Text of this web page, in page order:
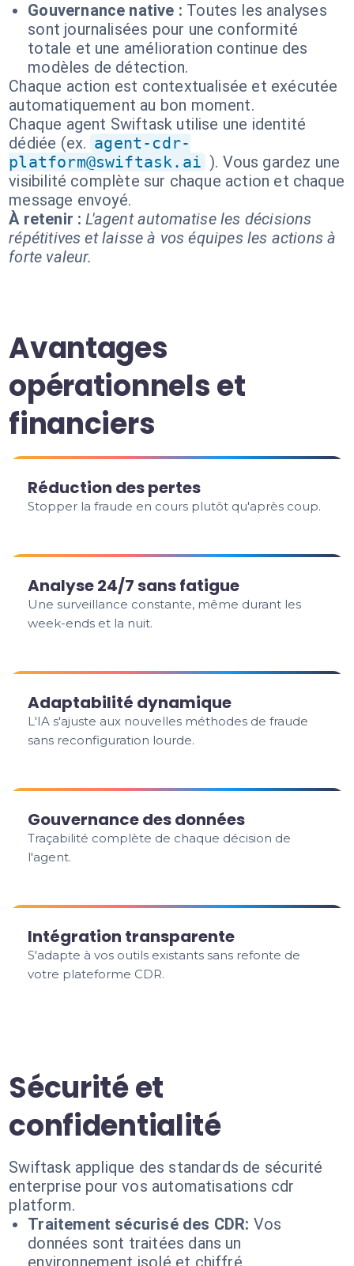
Gouvernance native : Toutes les analyses
sont journalisées pour une conformité
totale et une amélioration continue des
modèles de détection.
Chaque action est contextualisée et exécutée
automatiquement au bon moment.
Chaque agent Swiftask utilise une identité
dédiée (ex. agent-cdr-
platform@swiftask.ai ). Vous gardez une
visibilité complète sur chaque action et chaque
message envoyé.
À retenir : L'agent automatise les décisions
répétitives et laisse à vos équipes les actions à
forte valeur.
Avantages
opérationnels et
financiers
Réduction des pertes
Stopper la fraude en cours plutôt qu'après coup.
Analyse 24/7 sans fatigue
Une surveillance constante, même durant les
week-ends et la nuit.
Adaptabilité dynamique
L'IA s'ajuste aux nouvelles méthodes de fraude
sans reconfiguration lourde.
Gouvernance des données
Traçabilité complète de chaque décision de
l'agent.
Intégration transparente
S'adapte à vos outils existants sans refonte de
votre plateforme CDR.
Sécurité et
confidentialité
Swiftask applique des standards de sécurité
enterprise pour vos automatisations cdr
platform.
Traitement sécurisé des CDR: Vos
données sont traitées dans un
environnement isolé et chiffré.